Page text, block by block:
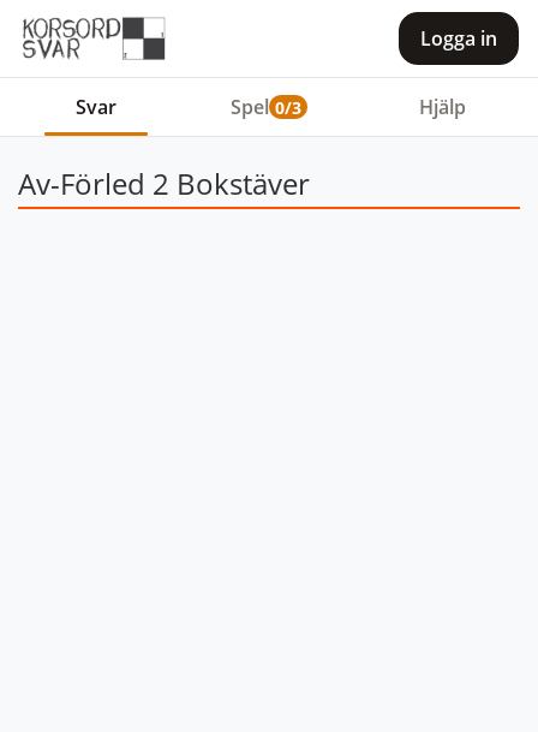
Logga in
Svar Spel 0/3 Hjälp
Av-Förled 2 Bokstäver